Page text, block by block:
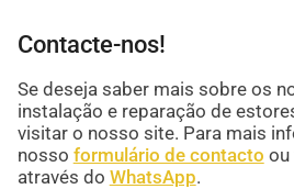
Contacte-nos!
Se deseja saber mais sobre os
instalação e reparação de
visitar o nosso site. Para mais
nosso formulário de contacto ou
através do WhatsApp.